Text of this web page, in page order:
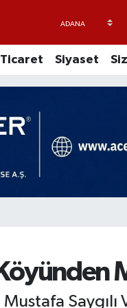
Ticaret Siyaset
Saygılı